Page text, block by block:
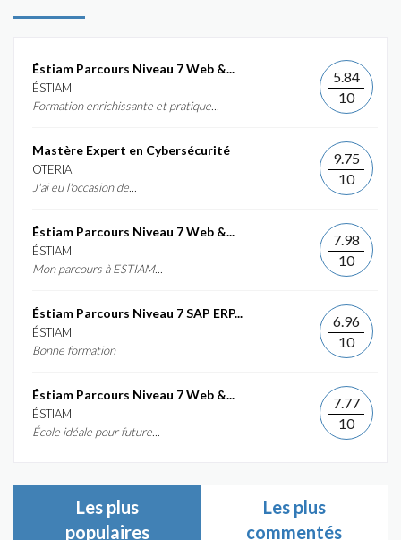
Éstiam Parcours Niveau 7 Web &...
ÉSTIAM
Formation enrichissante et pratique...
5.84
10
Mastère Expert en Cybersécurité
OTERIA
J'ai eu l'occasion de...
9.75
10
Éstiam Parcours Niveau 7 Web &...
ÉSTIAM
Mon parcours à ESTIAM...
7.98
10
Éstiam Parcours Niveau 7 SAP ERP...
ÉSTIAM
Bonne formation
6.96
10
Éstiam Parcours Niveau 7 Web &...
ÉSTIAM
École idéale pour future...
7.77
10
Les plus
populaires
Les plus
commentés